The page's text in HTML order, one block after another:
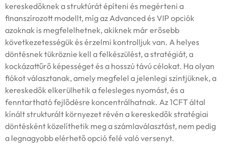
kereskedőknek a struktúrát építeni és megérteni a
finanszírozott modellt, míg az Advanced és VIP opciók
azoknak is megfelelhetnek, akiknek már erősebb
következetességük és érzelmi kontrolljuk van. A helyes
döntésnek tükröznie kell a felkészülést, a stratégiát, a
kockázattűrő képességet és a hosszú távú célokat. Ha olyan
fiókot választanak, amely megfelel a jelenlegi szintjüknek, a
kereskedők elkerülhetik a felesleges nyomást, és a
fenntartható fejlődésre koncentrálhatnak. Az 1CFT által
kínált strukturált környezet révén a kereskedők stratégiai
döntésként közelíthetik meg a számlaválasztást, nem pedig
a legnagyobb elérhető opció felé való versenyt.